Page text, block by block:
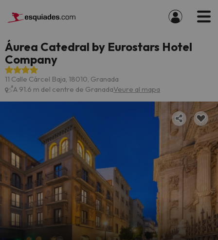
Áurea Catedral by Eurostars Hotel
Company
11 Calle Cárcel Baja, 18010, Granada
A 91.6 m del centre de GranadaVeure al mapa